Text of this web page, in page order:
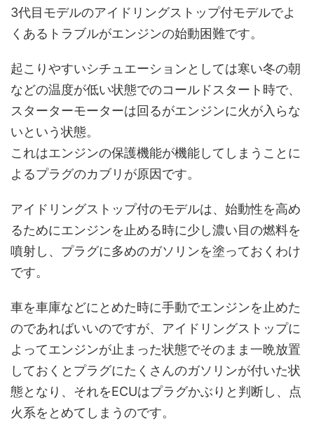
3代目モデルのアイドリングストップ付モデルでよ
くあるトラブルがエンジンの始動困難です。
起こりやすいシチュエーションとしては寒い冬の朝
などの温度が低い状態でのコールドスタート時で、
スターターモーターは回るがエンジンに火が入らな
いという状態。
これはエンジンの保護機能が機能してしまうことに
よるプラグのカブリが原因です。
アイドリングストップ付のモデルは、始動性を高め
るためにエンジンを止める時に少し濃い目の燃料を
噴射し、プラグに多めのガソリンを塗っておくわけ
です。
車を車庫などにとめた時に手動でエンジンを止めた
のであればいいのですが、アイドリングストップに
よってエンジンが止まった状態でそのまま一晩放置
しておくとプラグにたくさんのガソリンが付いた状
態となり、それをECUはプラグかぶりと判断し、点
火系をとめてしまうのです。